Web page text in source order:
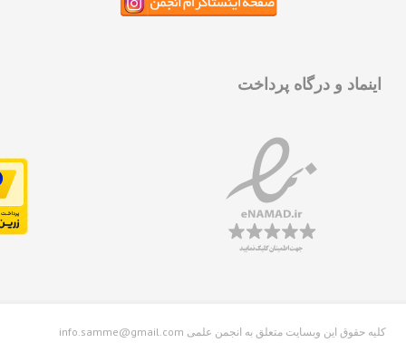
و درگاه پرداخت
info.samme@gmail.com کلیه حقوق این وبسایت متعلق به انجمن علمی